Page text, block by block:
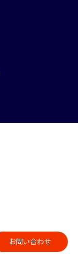
お問い合わせ